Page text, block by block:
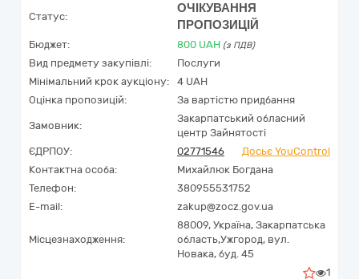
Статус:
ОЧІКУВАННЯ
ПРОПОЗИЦІЙ
Бюджет: 800 UAH (з ПДВ)
Вид предмету закупівлі:
Послуги
Мінімальний крок аукціону:
4 UAH
Оцінка пропозицій:
За вартістю придбання
Замовник:
Закарпатський обласний
центр Зайнятості
ЄДРПОУ:
02771546
Досьє YouControl
Контактна особа:
Михайлюк Богдана
Телефон:
380955531752
E-mail:
zakup@zocz.gov.ua
Місцезнаходження:
88009, Україна, Закарпатська
область,Ужгород, вул.
Новака, буд. 45
1